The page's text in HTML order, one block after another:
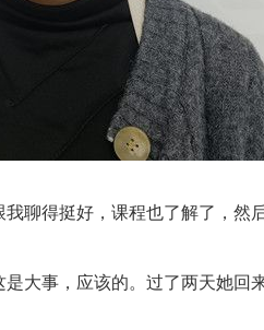
我聊得挺好，课程也了解了，然
大事，应该的。过了两天她回